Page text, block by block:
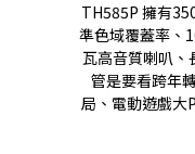
TH585P 擁有
準色域覆蓋率、
瓦高音質喇叭、
管是要看跨年
局、電動遊戲大